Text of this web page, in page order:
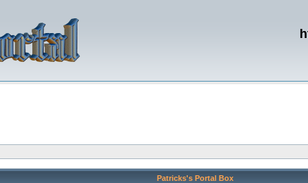
Patricks's Portal Box